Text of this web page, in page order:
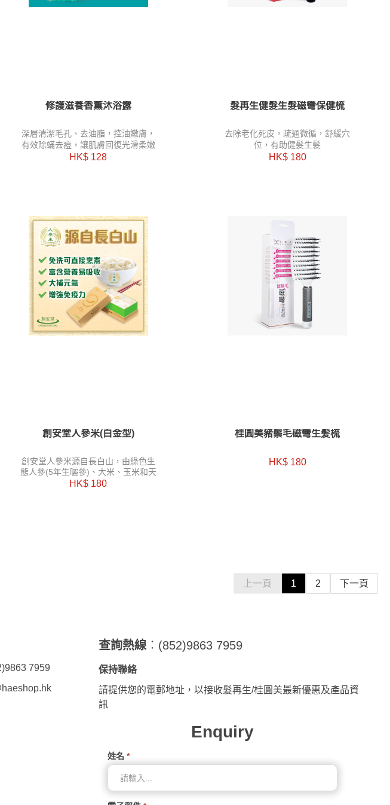
修護滋養香薫沐浴露
深層清潔毛孔、去油脂，控油嫩膚，
有效除蟎去痘，讓肌膚回復光滑柔嫩
HK$ 128
髮再生健髮生髮磁彎保健梳
去除老化死皮，疏通微循，舒緩穴
位，有助健髮生髮
HK$ 180
創安堂人參米(白金型)
創安堂人參米源自長白山，由綠色生
態人參(5年生曬參)、大米、玉米和天
然礦泉水經高科技研製而成。每粒人
HK$ 180
桂圓美豬鬃毛磁彎生髪梳
HK$ 180
上一頁 1 2 下一頁
7959
查詢熱線 ︰(852)9863 7959
保持聯絡
請提供您的電郵地址，以接收髮再生/桂圓美最新優惠及產品資
訊
Enquiry
姓名*